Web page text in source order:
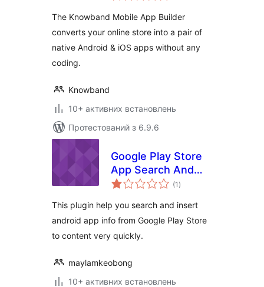
The Knowband Mobile App Builder
converts your online store into a pair of
native Android & iOS apps without any
coding.
Knowband
10+ активних встановлень
Протестований з 6.9.6
Google Play Store
App Search And
Insert
(1 загальний
рейтинг
)
This plugin help you search and insert
android app info from Google Play Store
to content very quickly.
maylamkeobong
10+ активних встановлень